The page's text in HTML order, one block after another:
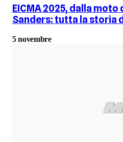
EICMA 2025, dalla moto
Sanders: tutta la storia
5 novembre